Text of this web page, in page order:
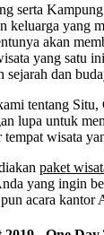
serta
keluarga yang
akan
yang satu
sejarah dan
tentang Situ,
lupa untuk
wisata
paket
yang ingin
acara kantor